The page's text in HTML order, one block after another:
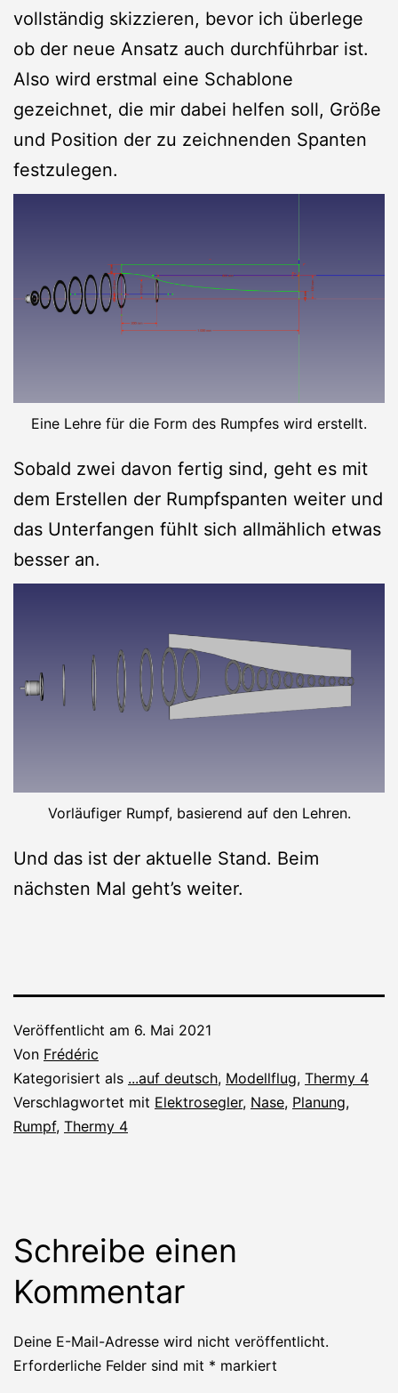
vollständig skizzieren, bevor ich überlege
ob der neue Ansatz auch durchführbar ist.
Also wird erstmal eine Schablone
gezeichnet, die mir dabei helfen soll, Größe
und Position der zu zeichnenden Spanten
festzulegen.
Eine Lehre für die Form des Rumpfes wird erstellt.
Sobald zwei davon fertig sind, geht es mit
dem Erstellen der Rumpfspanten weiter und
das Unterfangen fühlt sich allmählich etwas
besser an.
Vorläufiger Rumpf, basierend auf den Lehren.
Und das ist der aktuelle Stand. Beim
nächsten Mal geht’s weiter.
Veröffentlicht am 6. Mai 2021
Von Frédéric
Kategorisiert als ...auf deutsch, Modellflug, Thermy 4
Verschlagwortet mit Elektrosegler, Nase, Planung,
Rumpf, Thermy 4
Schreibe einen
Kommentar
Deine E-Mail-Adresse wird nicht veröffentlicht.
Erforderliche Felder sind mit * markiert